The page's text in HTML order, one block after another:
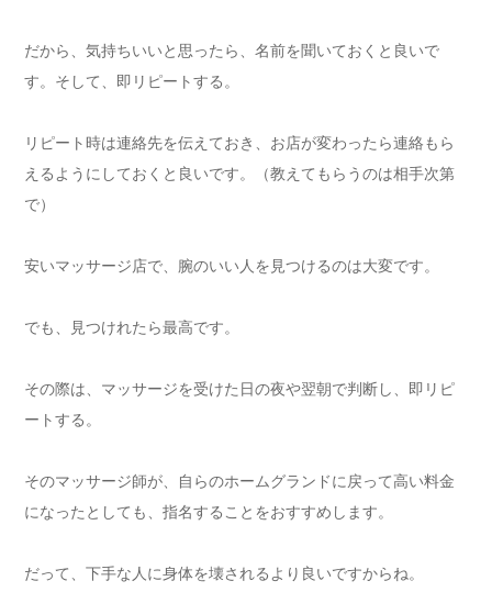
だから、気持ちいいと思ったら、名前を聞いておくと良いで
す。そして、即リピートする。
リピート時は連絡先を伝えておき、お店が変わったら連絡もら
えるようにしておくと良いです。（教えてもらうのは相手次第
で）
安いマッサージ店で、腕のいい人を見つけるのは大変です。
でも、見つけれたら最高です。
その際は、マッサージを受けた日の夜や翌朝で判断し、即リピ
ートする。
そのマッサージ師が、自らのホームグランドに戻って高い料金
になったとしても、指名することをおすすめします。
だって、下手な人に身体を壊されるより良いですからね。